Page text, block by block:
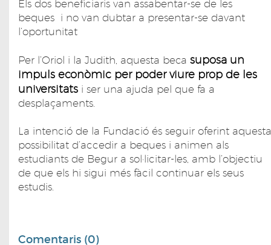
Els dos beneficiaris van assabentar-se de les
beques i no van dubtar a presentar-se davant
l’oportunitat
Per l’Oriol i la Judith, aquesta beca suposa un
impuls econòmic per poder viure prop de les
universitats i ser una ajuda pel que fa a
desplaçaments.
La intenció de la Fundació és seguir oferint aquesta
possibilitat d’accedir a beques i animen als
estudiants de Begur a sol·licitar-les, amb l’objectiu
de que els hi sigui més fàcil continuar els seus
estudis.
Comentaris (0)